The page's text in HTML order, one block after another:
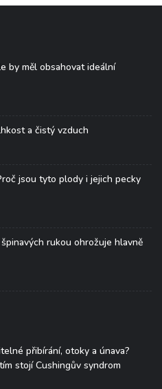
by měl obsahovat ideální
a čistý vzduch
jsou tyto plody i jejich pecky
rukou ohrožuje hlavně
přibírání, otoky a únava?
stojí Cushingův syndrom